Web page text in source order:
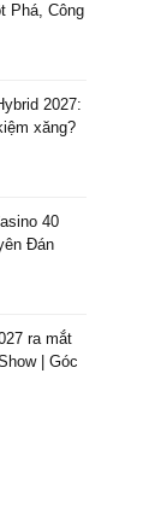
Phá, Công
2027:
xăng?
40
Đán
ra mắt
| Góc